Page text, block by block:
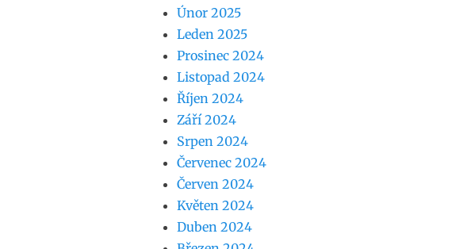
Únor 2025
Leden 2025
Prosinec 2024
Listopad 2024
Říjen 2024
Září 2024
Srpen 2024
Červenec 2024
Červen 2024
Květen 2024
Duben 2024